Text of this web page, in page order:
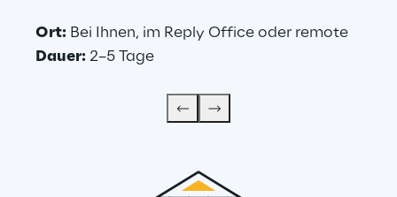
Ort: Bei Ihnen, im Reply Office oder remote
Dauer: 2–5 Tage